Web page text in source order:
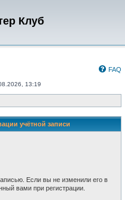
Клуб
FAQ
13:19
учётной записи
Если вы не изменили его в
вами при регистрации.